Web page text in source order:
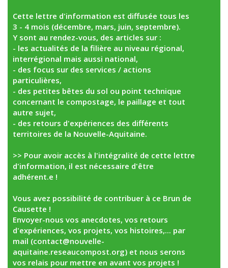
Cette lettre d'information est diffusée tous les
3 - 4 mois (décembre, mars, juin, septembre).
Y sont au rendez-vous, des articles sur :
- les actualités de la filière au niveau régional,
interrégional mais aussi national,
- des focus sur des services / actions
particulières,
- des petites bêtes du sol ou point technique
concernant le compostage, le paillage et tout
autre sujet,
- des retours d'expériences des différents
territoires de la Nouvelle-Aquitaine.
>> Pour avoir accès à l'intégralité de cette lettre
d'information, il est nécessaire d'être
adhérent.e !
Vous avez possibilité de contribuer à ce Brun de
Causette !
Envoyer-nous vos anecdotes, vos retours
d'expériences, vos projets, vos histoires,... par
mail (contact@nouvelle-
aquitaine.reseaucompost.org) et nous serons
vos relais pour mettre en avant vos projets !